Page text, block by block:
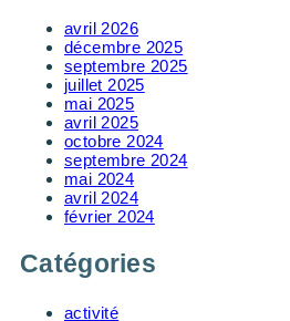
avril 2026
décembre 2025
septembre 2025
juillet 2025
mai 2025
avril 2025
octobre 2024
septembre 2024
mai 2024
avril 2024
février 2024
Catégories
activité